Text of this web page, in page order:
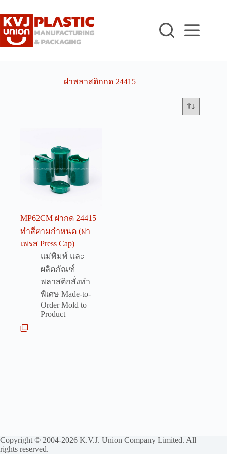
to
content
ฝาพลาสติกกด 24415
MP62CM ฝากด 24415
ทำสีตามกำหนด (ฝา
เพรส Press Cap)
แม่พิมพ์ และ
ผลิตภัณฑ์
พลาสติกสั่งทำ
พิเศษ Made-to-
Order Mold to
Product
Copyright © 2004-2026 K.V.J. Union Company Limited. All
rights reserved.